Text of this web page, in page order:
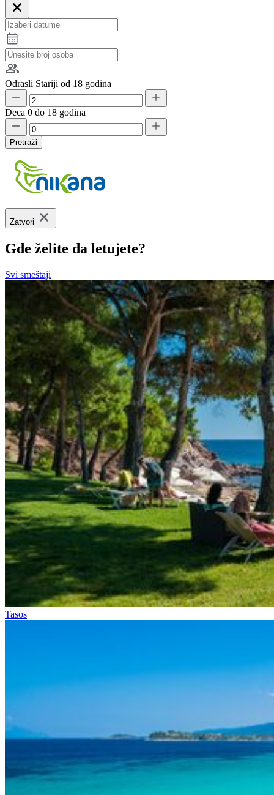
Odrasli Stariji od 18 godina
Deca 0 do 18 godina
Pretraži
Zatvori
Gde želite da letujete?
Svi smeštaji
Tasos